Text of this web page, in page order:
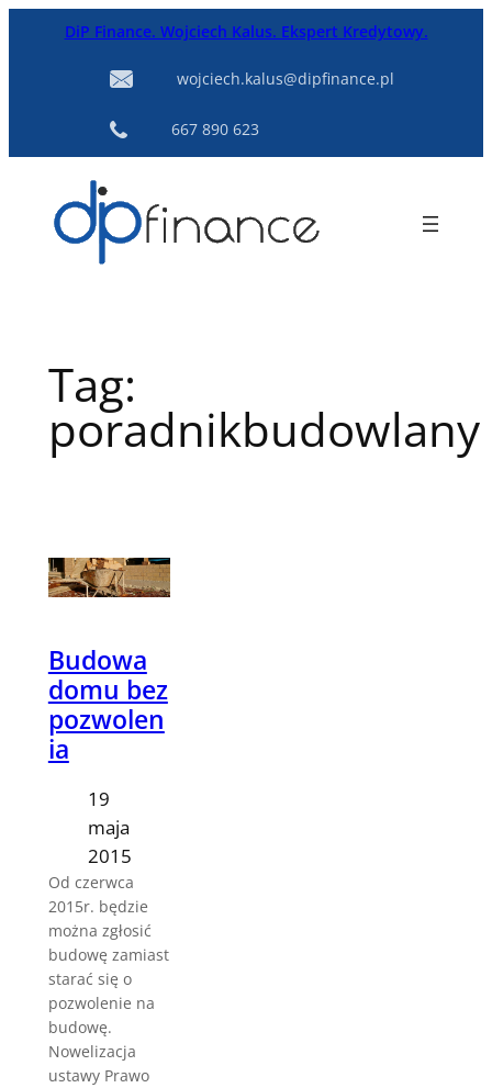
PrzejdźDiP Finance. Wojciech Kalus. Ekspert Kredytowy.
wojciech.kalus@dipfinance.pl
667 890 623
Tag:
poradnikbudowlany
Budowa
domu bez
pozwolen
ia
19
maja
2015
Od czerwca
2015r. będzie
można zgłosić
budowę zamiast
starać się o
pozwolenie na
budowę.
Nowelizacja
ustawy Prawo